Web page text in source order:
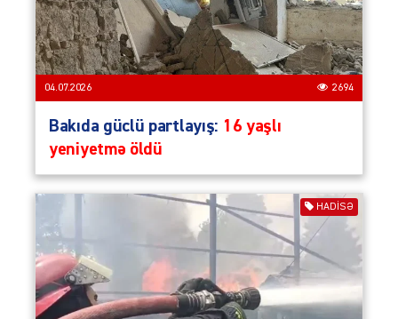
04.07.2026 2694
Bakıda güclü partlayış: 16 yaşlı
yeniyetmə öldü
HADISƏ